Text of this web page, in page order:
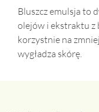
Bluszcz emulsja to
olejów i ekstraktu z
korzystnie na
wygładza skórę.